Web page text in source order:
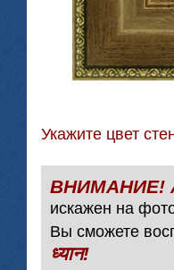
Укажите цвет
искажен на
Вы сможете
ध्यान!